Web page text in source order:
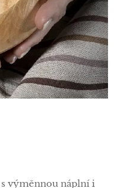
výměnnou náplní i